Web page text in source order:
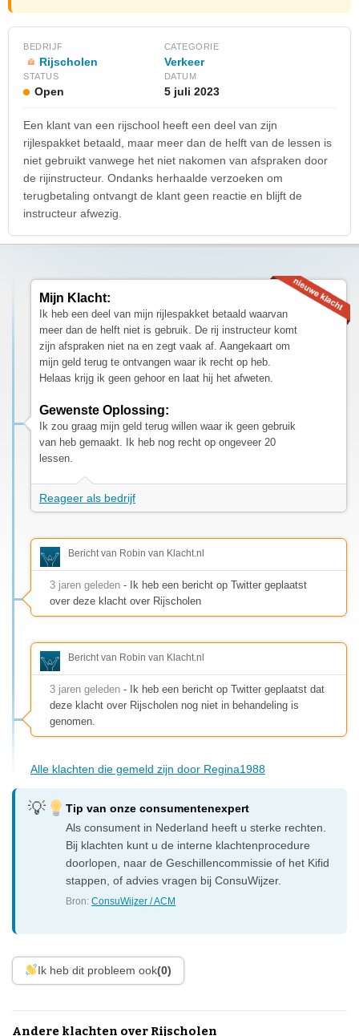
BEDRIJF
Rijscholen
CATEGORIE
Verkeer
STATUS
Open
DATUM
5 juli 2023
Een klant van een rijschool heeft een deel van zijn
rijlespakket betaald, maar meer dan de helft van de lessen is
niet gebruikt vanwege het niet nakomen van afspraken door
de rijinstructeur. Ondanks herhaalde verzoeken om
terugbetaling ontvangt de klant geen reactie en blijft de
instructeur afwezig.
Mijn Klacht:
Ik heb een deel van mijn rijlespakket betaald waarvan
meer dan de helft niet is gebruik. De rij instructeur komt
zijn afspraken niet na en zegt vaak af. Aangekaart om
mijn geld terug te ontvangen waar ik recht op heb.
Helaas krijg ik geen gehoor en laat hij het afweten.
Gewenste Oplossing:
Ik zou graag mijn geld terug willen waar ik geen gebruik
van heb gemaakt. Ik heb nog recht op ongeveer 20
lessen.
Reageer als bedrijf
Bericht van Robin van Klacht.nl
3 jaren geleden - Ik heb een bericht op Twitter geplaatst
over deze klacht over Rijscholen
Bericht van Robin van Klacht.nl
3 jaren geleden - Ik heb een bericht op Twitter geplaatst dat
deze klacht over Rijscholen nog niet in behandeling is
genomen.
Alle klachten die gemeld zijn door Regina1988
Tip van onze consumentenexpert
Als consument in Nederland heeft u sterke rechten.
Bij klachten kunt u de interne klachtenprocedure
doorlopen, naar de Geschillencommissie of het Kifid
stappen, of advies vragen bij ConsuWijzer.
Bron:ConsuWijzer / ACM
Ik heb dit probleem ook(0)
Andere klachten over Rijscholen